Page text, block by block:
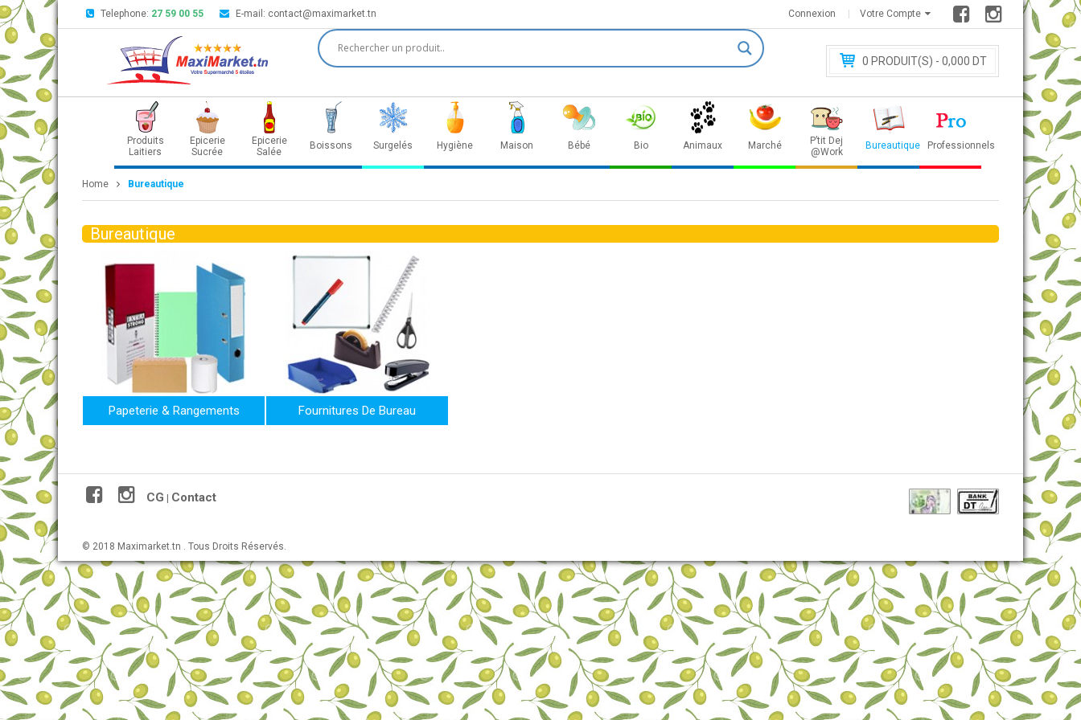
Telephone: 27 59 00 55 E-mail: contact@maximarket.tn Votre Compte
Connexion
0 PRODUIT(S) - 0,000 DT
Produits
Laitiers
Epicerie
Sucrée
Epicerie
Salée
Boissons Surgelés Hygiène Maison Bébé Bio Animaux Marché
P’tit Dej
@Work
Bureautique Professionnels
Home Bureautique
Bureautique
Papeterie & Rangements Fournitures De Bureau
CG Contact
© 2018 Maximarket.tn . Tous Droits Réservés.